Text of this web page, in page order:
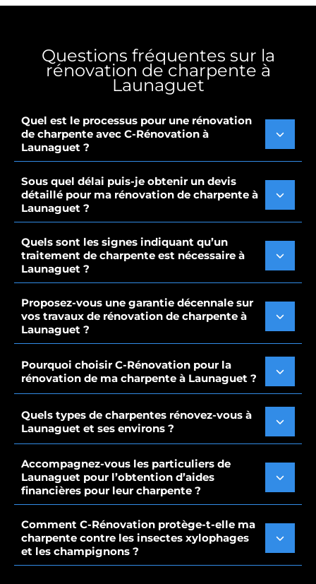
Questions fréquentes sur la
rénovation de charpente à
Launaguet
Quel est le processus pour une rénovation
de charpente avec C-Rénovation à
Launaguet ?
Sous quel délai puis-je obtenir un devis
détaillé pour ma rénovation de charpente à
Launaguet ?
Quels sont les signes indiquant qu’un
traitement de charpente est nécessaire à
Launaguet ?
Proposez-vous une garantie décennale sur
vos travaux de rénovation de charpente à
Launaguet ?
Pourquoi choisir C-Rénovation pour la
rénovation de ma charpente à Launaguet ?
Quels types de charpentes rénovez-vous à
Launaguet et ses environs ?
Accompagnez-vous les particuliers de
Launaguet pour l’obtention d’aides
financières pour leur charpente ?
Comment C-Rénovation protège-t-elle ma
charpente contre les insectes xylophages
et les champignons ?